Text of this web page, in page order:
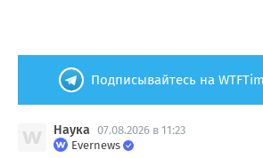
Подписывайтесь на
Наука 07.08.2026 в 11:23
Evernews